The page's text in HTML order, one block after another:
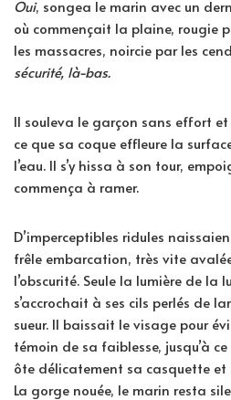
Oui, songea le marin avec un
où commençait la plaine, rougie
les massacres, noircie par les
sécurité, là-bas.
Il souleva le garçon sans effort et
ce que sa coque effleure la
l’eau. Il s’y hissa à son tour,
commença à ramer.
D’imperceptibles ridules
frêle embarcation, très vite
l’obscurité. Seule la lumière de
s’accrochait à ses cils perlés de
sueur. Il baissait le visage pour
témoin de sa faiblesse, jusqu’à
ôte délicatement sa casquette et
La gorge nouée, le marin resta